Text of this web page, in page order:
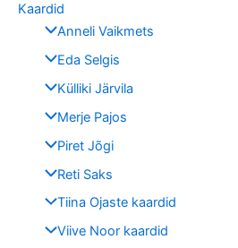
Kaardid
Anneli Vaikmets
Eda Selgis
Külliki Järvila
Merje Pajos
Piret Jõgi
Reti Saks
Tiina Ojaste kaardid
Viive Noor kaardid